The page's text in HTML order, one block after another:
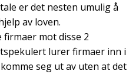
er det nesten umulig å
av loven.
firmaer mot disse 2
lurer firmaer inn i
seg ut av uten at det